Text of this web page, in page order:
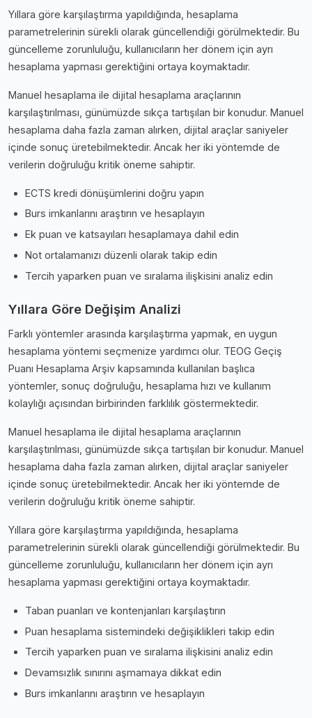
Yıllara göre karşılaştırma yapıldığında, hesaplama
parametrelerinin sürekli olarak güncellendiği görülmektedir. Bu
güncelleme zorunluluğu, kullanıcıların her dönem için ayrı
hesaplama yapması gerektiğini ortaya koymaktadır.
Manuel hesaplama ile dijital hesaplama araçlarının
karşılaştırılması, günümüzde sıkça tartışılan bir konudur. Manuel
hesaplama daha fazla zaman alırken, dijital araçlar saniyeler
içinde sonuç üretebilmektedir. Ancak her iki yöntemde de
verilerin doğruluğu kritik öneme sahiptir.
ECTS kredi dönüşümlerini doğru yapın
Burs imkanlarını araştırın ve hesaplayın
Ek puan ve katsayıları hesaplamaya dahil edin
Not ortalamanızı düzenli olarak takip edin
Tercih yaparken puan ve sıralama ilişkisini analiz edin
Yıllara Göre Değişim Analizi
Farklı yöntemler arasında karşılaştırma yapmak, en uygun
hesaplama yöntemi seçmenize yardımcı olur. TEOG Geçiş
Puanı Hesaplama Arşiv kapsamında kullanılan başlıca
yöntemler, sonuç doğruluğu, hesaplama hızı ve kullanım
kolaylığı açısından birbirinden farklılık göstermektedir.
Manuel hesaplama ile dijital hesaplama araçlarının
karşılaştırılması, günümüzde sıkça tartışılan bir konudur. Manuel
hesaplama daha fazla zaman alırken, dijital araçlar saniyeler
içinde sonuç üretebilmektedir. Ancak her iki yöntemde de
verilerin doğruluğu kritik öneme sahiptir.
Yıllara göre karşılaştırma yapıldığında, hesaplama
parametrelerinin sürekli olarak güncellendiği görülmektedir. Bu
güncelleme zorunluluğu, kullanıcıların her dönem için ayrı
hesaplama yapması gerektiğini ortaya koymaktadır.
Taban puanları ve kontenjanları karşılaştırın
Puan hesaplama sistemindeki değişiklikleri takip edin
Tercih yaparken puan ve sıralama ilişkisini analiz edin
Devamsızlık sınırını aşmamaya dikkat edin
Burs imkanlarını araştırın ve hesaplayın